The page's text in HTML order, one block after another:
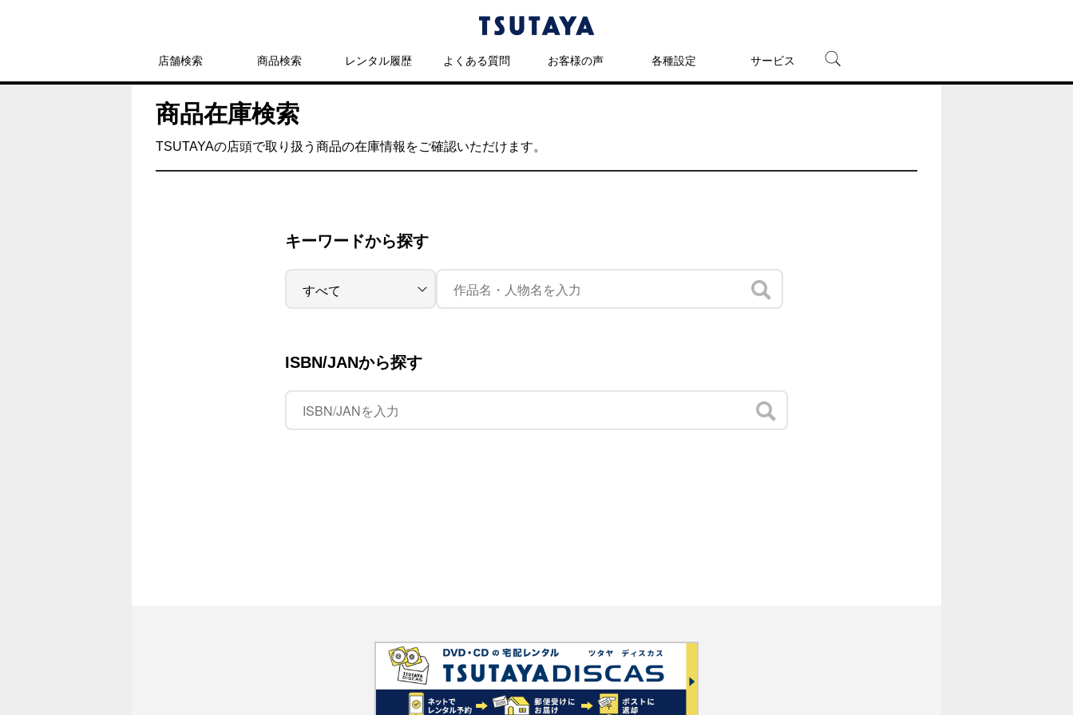
店舗検索 商品検索 レンタル履歴 よくある質問 お客様の声 各種設定 サービス
蔦屋書店
商品在庫検索
TSUTAYAの店頭で取り扱う商品の在庫情報をご確認いただけます。
キーワードから探す
ISBN/JANから探す